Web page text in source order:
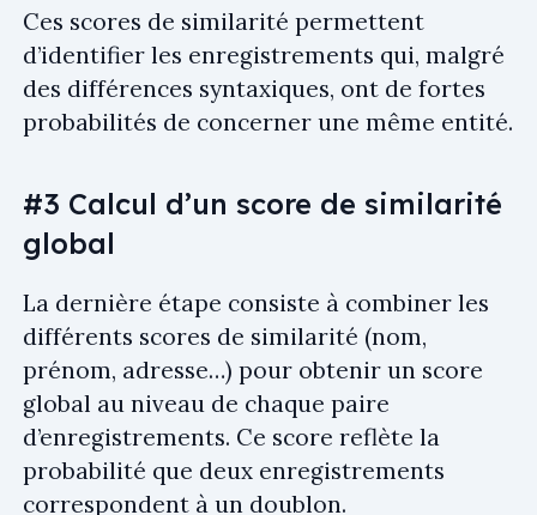
Ces scores de similarité permettent
d’identifier les enregistrements qui, malgré
des différences syntaxiques, ont de fortes
probabilités de concerner une même entité.
#3 Calcul d’un score de similarité
global
La dernière étape consiste à combiner les
différents scores de similarité (nom,
prénom, adresse…) pour obtenir un score
global au niveau de chaque paire
d’enregistrements. Ce score reflète la
probabilité que deux enregistrements
correspondent à un doublon.